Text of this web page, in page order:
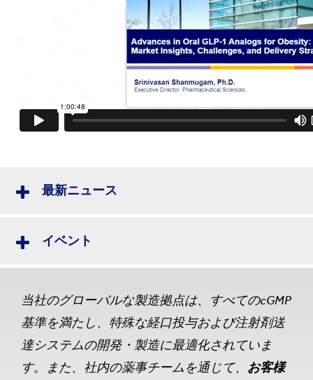
最新ニュース
イベント
当社のグローバルな製造拠点は、すべてのcGMP
基準を満たし、特殊な経口投与および注射剤送
達システムの開発・製造に最適化されていま
す。また、社内の薬事チームを通じて、 お客様